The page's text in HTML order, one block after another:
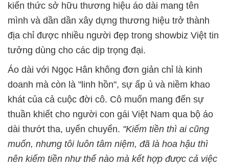
kiến thức sở hữu thương hiệu áo dài mang tên
mình và dần dần xây dựng thương hiệu trở thành
địa chỉ được nhiều người đẹp trong showbiz Việt tin
tưởng dùng cho các dịp trọng đại.
Áo dài với Ngọc Hân không đơn giản chỉ là kinh
doanh mà còn là "linh hồn", sự ấp ủ và niềm khao
khát của cả cuộc đời cô. Cô muốn mang đến sự
thuần khiết cho người con gái Việt Nam qua bộ áo
dài thướt tha, uyển chuyển. "Kiếm tiền thì ai cũng
muốn, nhưng tôi luôn tâm niệm, đã là hoa hậu thì
nên kiếm tiền như thế nào mà kết hợp được cả việc